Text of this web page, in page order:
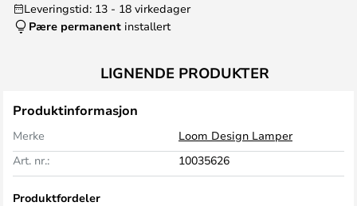
Leveringstid: 13 - 18 virkedager
Pære permanent installert
LIGNENDE PRODUKTER
Produktinformasjon
Merke
Loom Design Lamper
Art. nr.:
10035626
Produktfordeler